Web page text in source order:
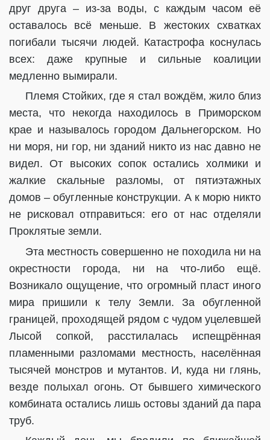
друг друга – из-за воды, с каждым часом её
оставалось всё меньше. В жестоких схватках
погибали тысячи людей. Катастрофа коснулась
всех: даже крупные и сильные коалиции
медленно вымирали.
Племя Стойких, где я стал вождём, жило близ
места, что некогда находилось в Приморском
крае и называлось городом Дальнегорском. Но
ни моря, ни гор, ни зданий никто из нас давно не
видел. От высоких сопок остались холмики и
жалкие скальные разломы, от пятиэтажных
домов – обугленные конструкции. А к морю никто
не рисковал отправиться: его от нас отделяли
Проклятые земли.
Эта местность совершенно не походила ни на
окрестности города, ни на что-либо ещё.
Возникало ощущение, что огромный пласт иного
мира пришили к телу Земли. За обугленной
границей, проходящей рядом с чудом уцелевшей
Лысой сопкой, расстилалась испещрённая
пламенными разломами местность, населённая
тысячей монстров и мутантов. И, куда ни глянь,
везде полыхал огонь. От бывшего химического
комбината остались лишь остовы зданий да пара
труб.